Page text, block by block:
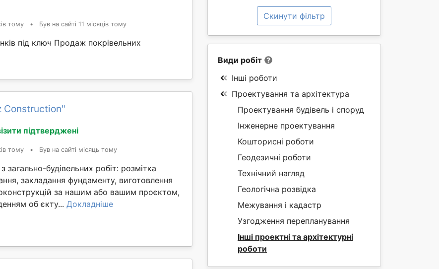
Скинути фільтр
тому • Був на сайті 11 місяців тому
під ключ Продаж покрівельних
Construction"
підтверджені
тому • Був на сайті місяць тому
загально-будівельних робіт: розмітка
закладання фундаменту, виготовлення
за нашим або вашим проєктом,
об єкту... Докладніше
Види робіт
Інші роботи
Проектування та архітектура
Проектування будівель і споруд
Інженерне проектування
Кошторисні роботи
Геодезичні роботи
Технічний нагляд
Геологічна розвідка
Межування і кадастр
Узгодження перепланування
Інші проектні та архітектурні
роботи